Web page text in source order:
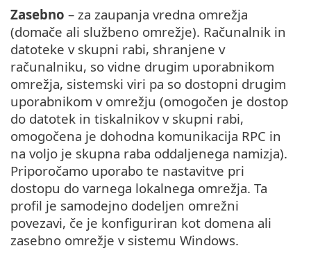
Zasebno – za zaupanja vredna omrežja
(domače ali službeno omrežje). Računalnik in
datoteke v skupni rabi, shranjene v
računalniku, so vidne drugim uporabnikom
omrežja, sistemski viri pa so dostopni drugim
uporabnikom v omrežju (omogočen je dostop
do datotek in tiskalnikov v skupni rabi,
omogočena je dohodna komunikacija RPC in
na voljo je skupna raba oddaljenega namizja).
Priporočamo uporabo te nastavitve pri
dostopu do varnega lokalnega omrežja. Ta
profil je samodejno dodeljen omrežni
povezavi, če je konfiguriran kot domena ali
zasebno omrežje v sistemu Windows.